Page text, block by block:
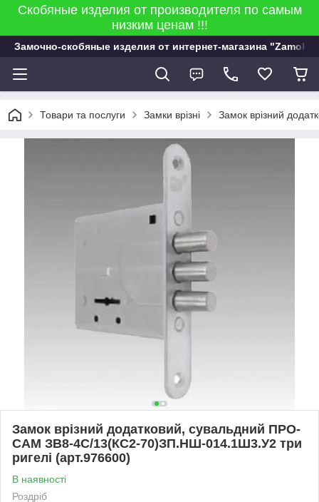
Скобяные изделия от производителя по самым
низким ценам !!!
Замочно-скобяные изделия от интернет-магазина "Zamok
Товари та послуги Замки врізні Замок врізний
Замок врізний додатковий, сувальдний ПРО-
САМ ЗВ8-4С/13(КС2-70)ЗП.НШ-014.1Ш3.У2 три
ригелі (арт.976600)
В наявності
Роздріб